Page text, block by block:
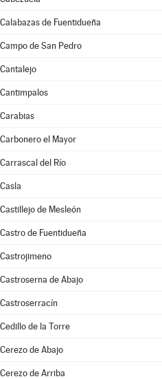
Calabazas de Fuentidueña
Campo de San Pedro
Cantalejo
Cantimpalos
Carabias
Carbonero el Mayor
Carrascal del Río
Casla
Castillejo de Mesleón
Castro de Fuentidueña
Castrojimeno
Castroserna de Abajo
Castroserracín
Cedillo de la Torre
Cerezo de Abajo
Cerezo de Arriba